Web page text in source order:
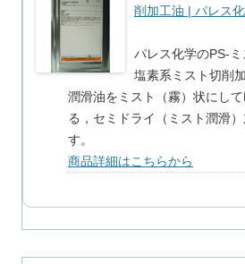
削加工油 | パレス
パレス化学のPS-
塩素系ミスト切削
潤滑油をミスト（霧）状にし
る，セミドライ（ミスト潤滑
す。
商品詳細はこちらから